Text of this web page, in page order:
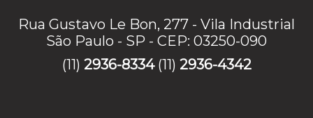
Rua Gustavo Le Bon, 277 - Vila Industrial
São Paulo - SP - CEP: 03250-090
(11) 2936-8334 (11) 2936-4342